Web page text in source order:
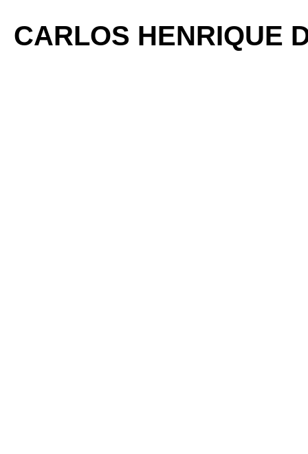
CARLOS HENRIQUE